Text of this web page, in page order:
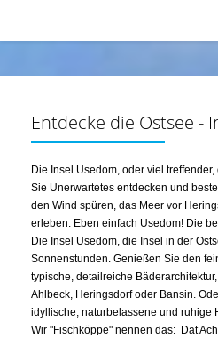
Entdecke die Ostsee -
Die Insel Usedom, oder viel
Sie Unerwartetes entdecken und
den Wind spüren, das Meer vor
erleben. Eben einfach Usedom! Die
Die Insel Usedom, die Insel in der
Sonnenstunden. Genießen Sie den
typische, detailreiche
Ahlbeck, Heringsdorf oder Bansin.
idyllische, naturbelassene und ruhige
Wir "Fischköppe" nennen das: Dat